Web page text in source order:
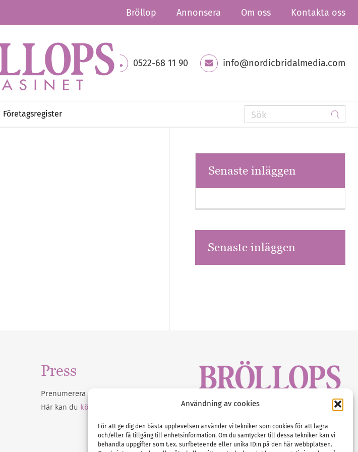
Användning av cookies
För att ge dig den bästa upplevelsen använder vi tekniker som cookies för att lagra
och/eller få tillgång till enhetsinformation. Om du samtycker till dessa tekniker kan vi
behandla uppgifter som t.ex. surfbeteende eller unika ID:n på den här webbplatsen.
Bröllop Annonsera Om oss Kontakta oss
0522-68 11 90 info@nordicbridalmedia.com
Företagsregister
Senaste inläggen
Senaste inläggen
Press
Prenumerera på vårt
Här kan du köpa Bröllopsmagasinet
Tel :0522-68 11 90
E-post:info@nordicbridalmedia.com